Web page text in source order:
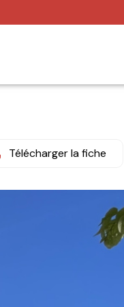
Télécharger la fiche